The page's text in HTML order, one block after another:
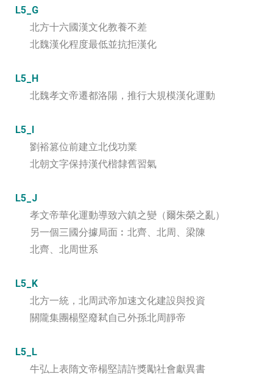
L5_G
北方十六國漢文化教養不差
北魏漢化程度最低並抗拒漢化
L5_H
北魏孝文帝遷都洛陽，推行大規模漢化運動
L5_I
劉裕篡位前建立北伐功業
北朝文字保持漢代楷隸舊習氣
L5_J
孝文帝華化運動導致六鎮之變（爾朱榮之亂）
另一個三國分據局面︰北齊、北周、梁陳
北齊、北周世系
L5_K
北方一統，北周武帝加速文化建設與投資
關隴集團楊堅廢弒自己外孫北周靜帝
L5_L
牛弘上表隋文帝楊堅請許獎勵社會獻異書